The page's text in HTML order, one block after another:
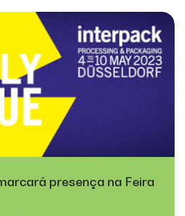
presença na Feira